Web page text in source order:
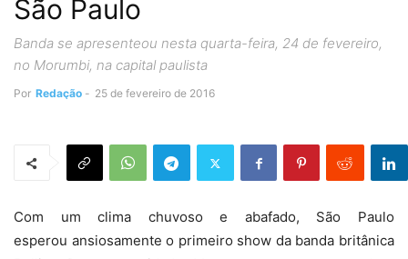
São Paulo
Banda se apresenteou nesta quarta-feira, 24 de fevereiro,
no Morumbi, na capital paulista
Por Redação - 25 de fevereiro de 2016
Com um clima chuvoso e abafado, São Paulo
esperou ansiosamente o primeiro show da banda britânica